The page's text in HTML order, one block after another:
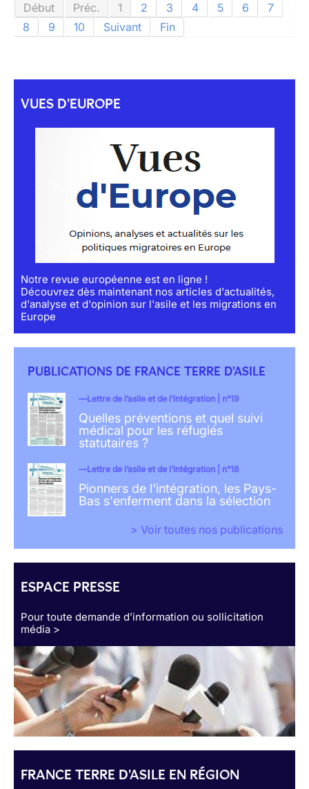
Début Préc. 1 2 3 4 5 6
7
8
9 10 Suivant Fin
VUES D'EUROPE
Notre revue européenne est en ligne !
Découvrez dès maintenant nos articles d'actualités,
d'analyse et d'opinion sur l'asile et les migrations en
Europe
PUBLICATIONS DE FRANCE TERRE D'ASILE
Lettre de l’asile et de l’intégration | n°19
Quelles préventions et quel suivi
médical pour les réfugiés
statutaires ?
Lettre de l’asile et de l’intégration | n°18
Pionners de l'intégration, les Pays-
Bas s'enferment dans la sélection
> Voir toutes nos publications
ESPACE PRESSE
Pour toute demande d’information ou sollicitation
média >
FRANCE TERRE D'ASILE EN RÉGION